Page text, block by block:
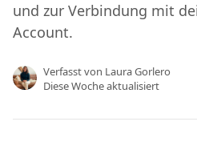
und zur Verbindung mit
Account.
Verfasst von Laura Gorlero
Diese Woche aktualisiert